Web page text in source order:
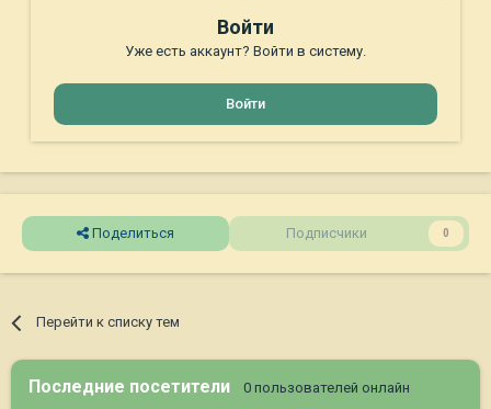
Войти
Уже есть аккаунт? Войти в систему.
Войти
Поделиться Подписчики 0
Перейти к списку тем
Последние посетители 0 пользователей онлайн